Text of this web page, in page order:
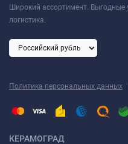
Широкий ассортимент. Выгодные
логистика.
Политика персональных данных
КЕРАМОГРАД